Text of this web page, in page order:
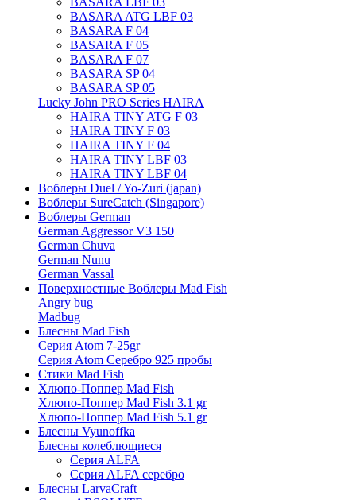
BASARA ATG LBF 03
BASARA F 04
BASARA F 05
BASARA F 07
BASARA SP 04
BASARA SP 05
Lucky John PRO Series HAIRA
HAIRA TINY ATG F 03
HAIRA TINY F 03
HAIRA TINY F 04
HAIRA TINY LBF 03
HAIRA TINY LBF 04
Воблеры Duel / Yo-Zuri (japan)
Воблеры SureCatch (Singapore)
Воблеры German
German Aggressor V3 150
German Chuva
German Nunu
German Vassal
Поверхностные Воблеры Mad Fish
Angry bug
Madbug
Блесны Mad Fish
Серия Atom 7-25gr
Серия Atom Серебро 925 пробы
Стики Mad Fish
Хлюпо-Поппер Mad Fish
Хлюпо-Поппер Mad Fish 3.1 gr
Хлюпо-Поппер Mad Fish 5.1 gr
Блесны Vyunoffka
Блесны колеблющиеся
Серия ALFA
Серия ALFA серебро
Блесны LarvaCraft